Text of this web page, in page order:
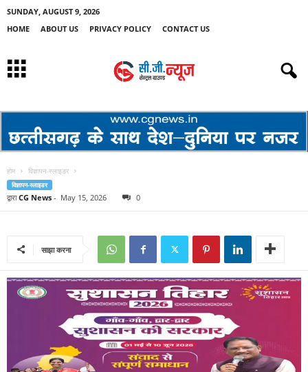
SUNDAY, AUGUST 9, 2026
HOME
ABOUT US PRIVACY POLICY CONTACT US
होम विज्ञापन-स्लाइडर
विज्ञापन-स्लाइडर
द्वारा CG News - May 15, 2026 0
साझा करना